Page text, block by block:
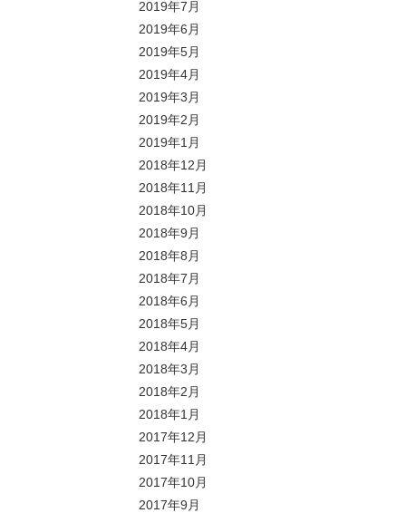
2019年7月
2019年6月
2019年5月
2019年4月
2019年3月
2019年2月
2019年1月
2018年12月
2018年11月
2018年10月
2018年9月
2018年8月
2018年7月
2018年6月
2018年5月
2018年4月
2018年3月
2018年2月
2018年1月
2017年12月
2017年11月
2017年10月
2017年9月